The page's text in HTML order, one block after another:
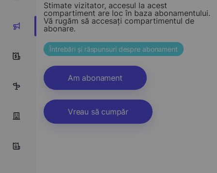
0
0
Stimate vizitator, accesul la acest
compartiment are loc în baza abonamentului.
Vă rugăm să accesați compartimentul de
abonare.
Întrebări și răspunsuri despre abonament
Am abonament
Vreau să cumpăr